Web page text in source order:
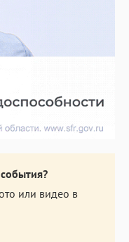
или видео в